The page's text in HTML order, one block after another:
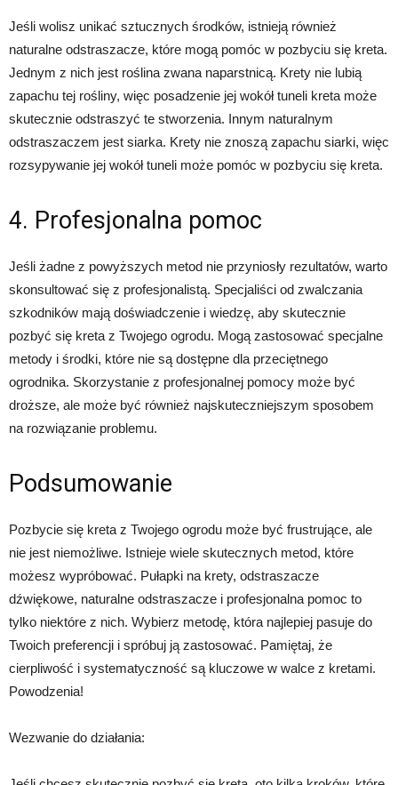
Jeśli wolisz unikać sztucznych środków, istnieją również
naturalne odstraszacze, które mogą pomóc w pozbyciu się kreta.
Jednym z nich jest roślina zwana naparstnicą. Krety nie lubią
zapachu tej rośliny, więc posadzenie jej wokół tuneli kreta może
skutecznie odstraszyć te stworzenia. Innym naturalnym
odstraszaczem jest siarka. Krety nie znoszą zapachu siarki, więc
rozsypywanie jej wokół tuneli może pomóc w pozbyciu się kreta.
4. Profesjonalna pomoc
Jeśli żadne z powyższych metod nie przyniosły rezultatów, warto
skonsultować się z profesjonalistą. Specjaliści od zwalczania
szkodników mają doświadczenie i wiedzę, aby skutecznie
pozbyć się kreta z Twojego ogrodu. Mogą zastosować specjalne
metody i środki, które nie są dostępne dla przeciętnego
ogrodnika. Skorzystanie z profesjonalnej pomocy może być
droższe, ale może być również najskuteczniejszym sposobem
na rozwiązanie problemu.
Podsumowanie
Pozbycie się kreta z Twojego ogrodu może być frustrujące, ale
nie jest niemożliwe. Istnieje wiele skutecznych metod, które
możesz wypróbować. Pułapki na krety, odstraszacze
dźwiękowe, naturalne odstraszacze i profesjonalna pomoc to
tylko niektóre z nich. Wybierz metodę, która najlepiej pasuje do
Twoich preferencji i spróbuj ją zastosować. Pamiętaj, że
cierpliwość i systematyczność są kluczowe w walce z kretami.
Powodzenia!
Wezwanie do działania: